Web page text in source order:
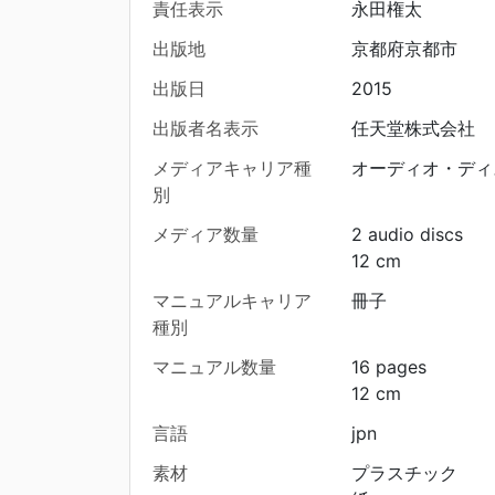
責任表示
永田権太
出版地
京都府京都市
出版日
2015
出版者名表示
任天堂株式会社
メディアキャリア種
別
オーディオ・デ
メディア数量
2 audio discs
12 cm
マニュアルキャリア
種別
冊子
マニュアル数量
16 pages
12 cm
言語
jpn
素材
プラスチック